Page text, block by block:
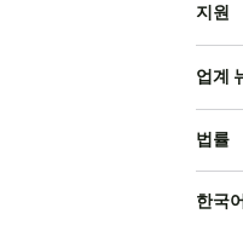
지원
업계
법률
한국어